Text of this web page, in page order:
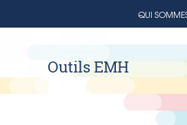
QUI
Outils EMH